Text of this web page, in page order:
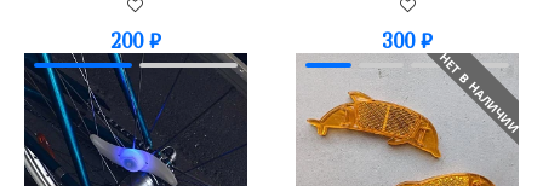
200 ₽ 300₽
НЕТ В НАЛИЧИИ